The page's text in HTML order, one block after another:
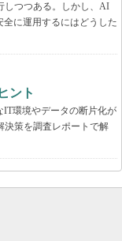
しつつある。しかし、AI
に運用するにはどうした
ント
IT環境やデータの断片化が
決策を調査レポートで解